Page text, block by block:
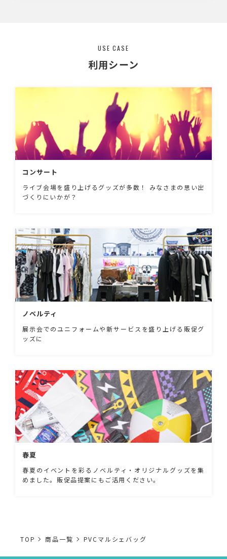
USE CASE
利用シーン
コンサート
ライブ会場を盛り上げるグッズが多数！ みなさまの思い出
づくりにいかが？
ノベルティ
展示会でのユニフォームや新サービスを盛り上げる販促グ
ッズに
春夏
春夏のイベントを彩るノベルティ・オリジナルグッズを集
めました。販促品提案にもご活用ください。
TOP 商品一覧 PVCマルシェバッグ